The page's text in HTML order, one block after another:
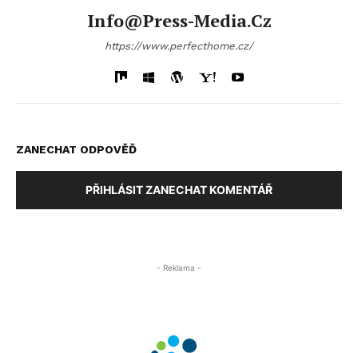
Info@press-Media.cz
https://www.perfecthome.cz/
ZANECHAT ODPOVĚĎ
PŘIHLÁSIT ZANECHAT KOMENTÁŘ
- Reklama -